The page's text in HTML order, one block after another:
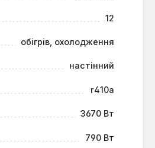
12
обігрів, охолодження
настінний
r410a
3670 Вт
790 Вт